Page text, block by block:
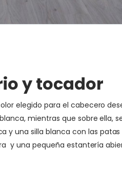
y tocador
elegido para el cabecero
mientras que sobre ella,
una silla blanca con las
y una pequeña estantería